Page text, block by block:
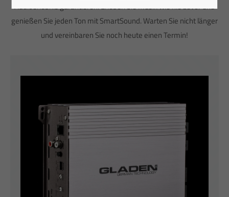
Audioerlebnis garantieren. Erleben Sie Musik wie nie zuvor und
genießen Sie jeden Ton mit SmartSound. Warten Sie nicht länger
und vereinbaren Sie noch heute einen Termin!